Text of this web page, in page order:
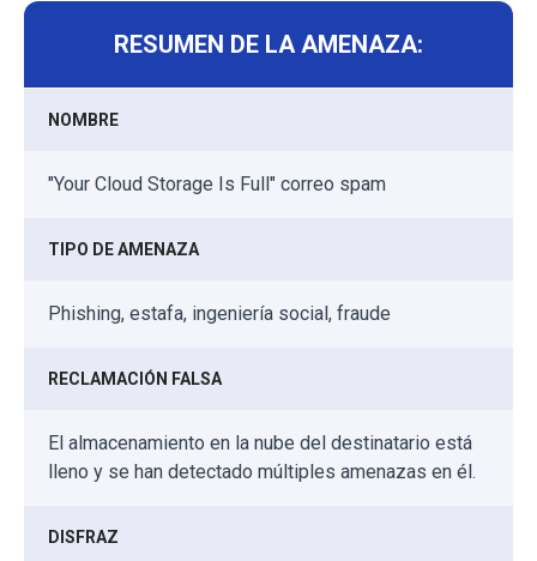
RESUMEN DE LA AMENAZA:
NOMBRE
"Your Cloud Storage Is Full" correo spam
TIPO DE AMENAZA
Phishing, estafa, ingeniería social, fraude
RECLAMACIÓN FALSA
El almacenamiento en la nube del destinatario está
lleno y se han detectado múltiples amenazas en él.
DISFRAZ